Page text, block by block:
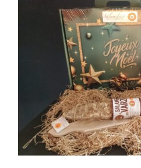
SCEGLI
DETTAGLI